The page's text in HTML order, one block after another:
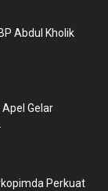
Abdul Kholik
Apel Gelar
Perkuat